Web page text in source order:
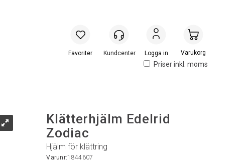
Priser inkl. moms
Logga in Handlevogn
Klätterhjälm Edelrid
Zodiac
Hjälm för klättring
Varunr:1844607